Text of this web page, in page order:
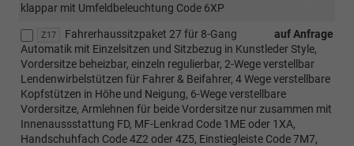
klappar mit Umfeldbeleuchtung Code 6XP
Z17 auf Anfrage
Fahrerhaussitzpaket 27 für 8-Gang
Automatik mit Einzelsitzen und Sitzbezug in Kunstleder Style,
Vordersitze beheizbar, einzeln regulierbar, 2-Wege verstellbar
Lendenwirbelstützen für Fahrer & Beifahrer, 4 Wege verstellbare
Kopfstützen in Höhe und Neigung, 6-Wege verstellbare
Vordersitze, Armlehnen für beide Vordersitze nur zusammen mit
Innenaussstattung FD, MF-Lenkrad Code 1ME oder 1XA,
Handschuhfach Code 4Z2 oder 4Z5, Einstiegleiste Code 7M7,